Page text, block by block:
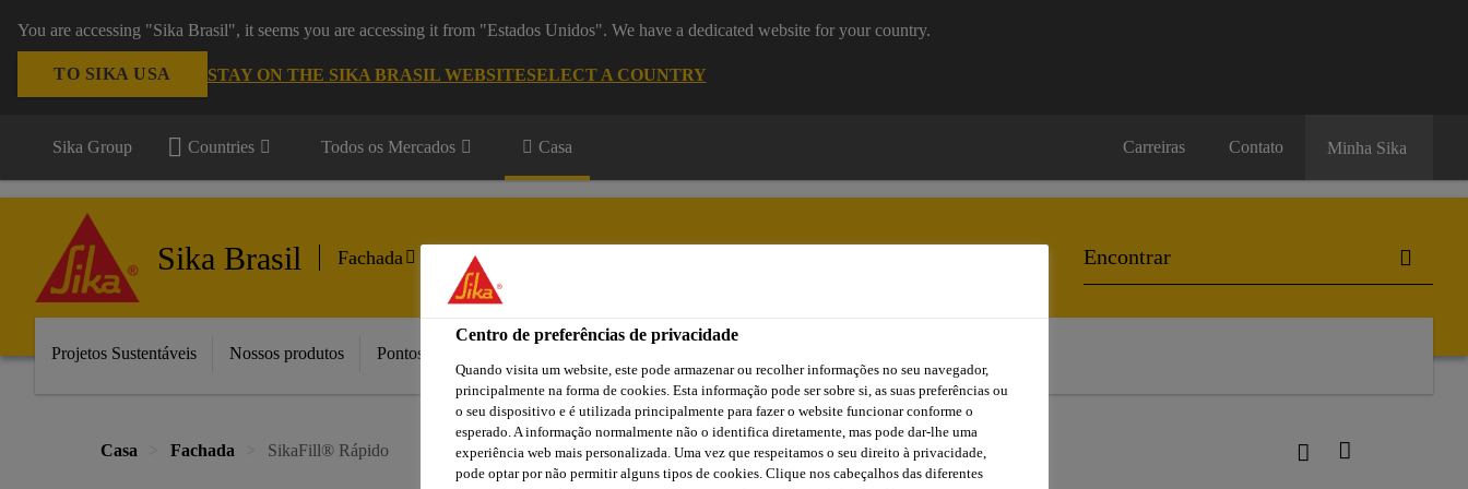
You are accessing "Sika Brasil", it seems you are accessing it from "Estados Unidos". We have a dedicated website for your country.
TO SIKA USA STAY ON THE SIKA BRASIL WEBSITESELECT A COUNTRY
Sika Group Countries Todos os Mercados Casa Carreiras Contato Minha Sika
Sika Brasil Fachada
Projetos Sustentáveis Nossos produtos Pontos de Venda
Casa Fachada SikaFill® Rápido
Centro de preferências de privacidade
Quando visita um website, este pode armazenar ou recolher informações no seu navegador,
principalmente na forma de cookies. Esta informação pode ser sobre si, as suas preferências ou
o seu dispositivo e é utilizada principalmente para fazer o website funcionar conforme o
esperado. A informação normalmente não o identifica diretamente, mas pode dar-lhe uma
experiência web mais personalizada. Uma vez que respeitamos o seu direito à privacidade,
pode optar por não permitir alguns tipos de cookies. Clique nos cabeçalhos das diferentes